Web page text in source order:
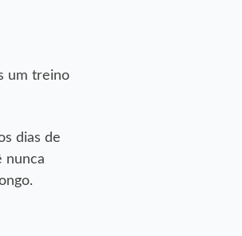
um treino
dias de
nunca